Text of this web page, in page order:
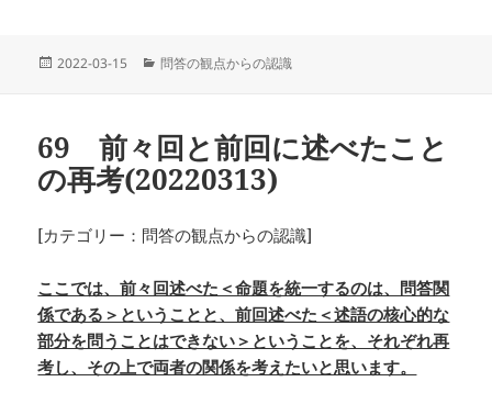
投
2022-03-15
カ
ー
問答の観点からの認識
69 前々回と前回に述べたこと
の再考(20220313)
[カテゴリー：問答の観点からの認識]
ここでは、前々回述べた＜命題を統一するのは、問答関
係である＞ということと、前回述べた＜述語の核心的な
部分を問うことはできない＞ということを、それぞれ再
考し、その上で両者の関係を考えたいと思います。